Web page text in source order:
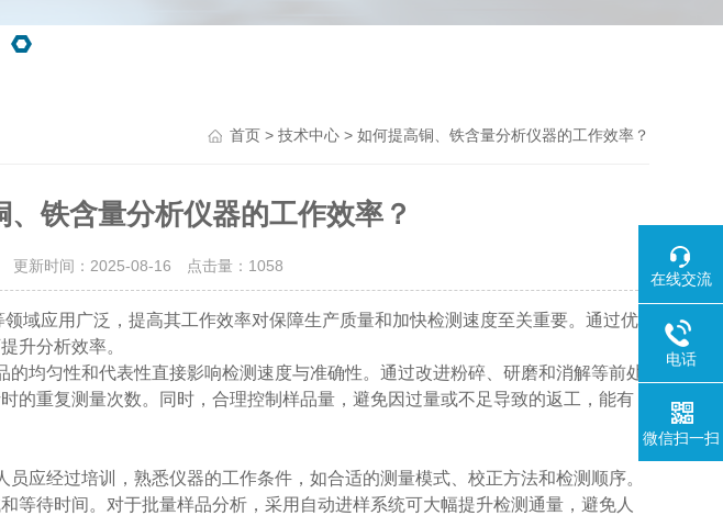
首页> 技术中心> 如何提高铜、铁含量分析仪器的工作效率？
、铁含量分析仪器的工作效率？
更新时间：2025-08-16 点击量： 1058
域应用广泛，提高其工作效率对保障生产质量和加快检测速度至关重要。通过优
升分析效率。
匀性和代表性直接影响检测速度与准确性。通过改进粉碎、研磨和消解等前处
的重复测量次数。同时，合理控制样品量，避免因过量或不足导致的返工，能有
经过培训，熟悉仪器的工作条件，如合适的测量模式、校正方法和检测顺序。
等待时间。对于批量样品分析，采用自动进样系统可大幅提升检测通量，避免人
在线交流
电话
微信扫一扫